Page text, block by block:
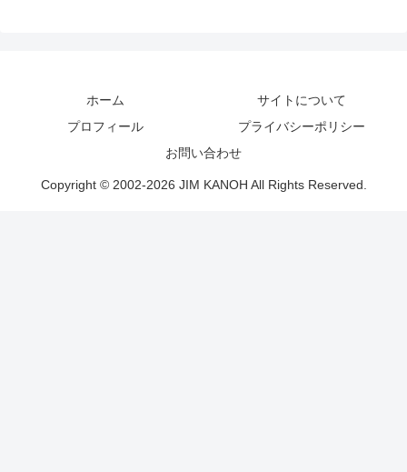
ホーム
サイトについて
プロフィール
プライバシーポリシー
お問い合わせ
Copyright © 2002-2026 JIM KANOH All Rights Reserved.